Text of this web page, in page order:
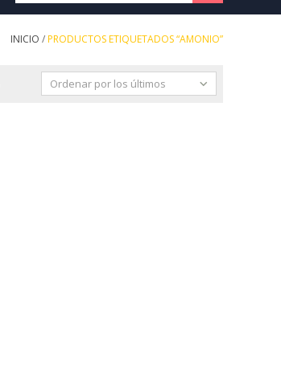
INICIO /PRODUCTOS ETIQUETADOS “AMONIO”
Ordenar por los últimos